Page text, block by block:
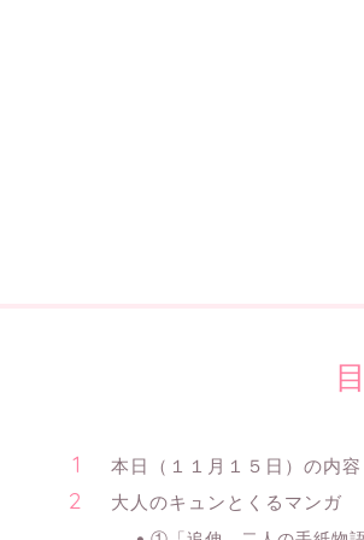
本日（１１月１５日）の内容
大人のキュンとくるマンガ